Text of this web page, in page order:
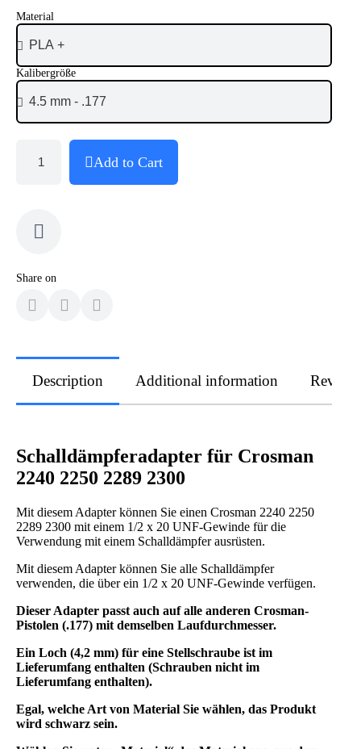
Material
Kalibergröße
Add to Cart
Share on
Description Additional information
Schalldämpferadapter für Crosman
2240 2250 2289 2300
Mit diesem Adapter können Sie einen Crosman 2240 2250
2289 2300 mit einem 1/2 x 20 UNF-Gewinde für die
Verwendung mit einem Schalldämpfer ausrüsten.
Mit diesem Adapter können Sie alle Schalldämpfer
verwenden, die über ein 1/2 x 20 UNF-Gewinde verfügen.
Dieser Adapter passt auch auf alle anderen Crosman-
Pistolen (.177) mit demselben Laufdurchmesser.
Ein Loch (4,2 mm) für eine Stellschraube ist im
Lieferumfang enthalten (Schrauben nicht im
Lieferumfang enthalten).
Egal, welche Art von Material Sie wählen, das Produkt
wird schwarz sein.